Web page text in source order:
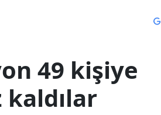
49 kişiye
kaldılar